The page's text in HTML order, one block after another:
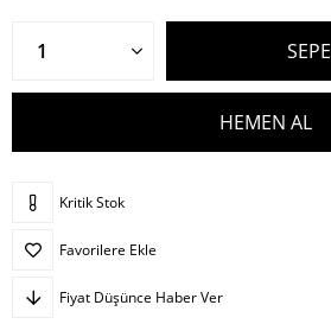
Kritik Stok
Favorilere Ekle
Fiyat Düşünce Haber Ver